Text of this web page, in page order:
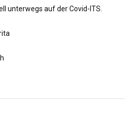
unterwegs auf der Covid-ITS.